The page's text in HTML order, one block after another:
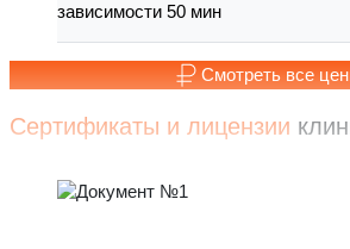
зависимости 50 мин
Смотреть все
Сертификаты и лицензии